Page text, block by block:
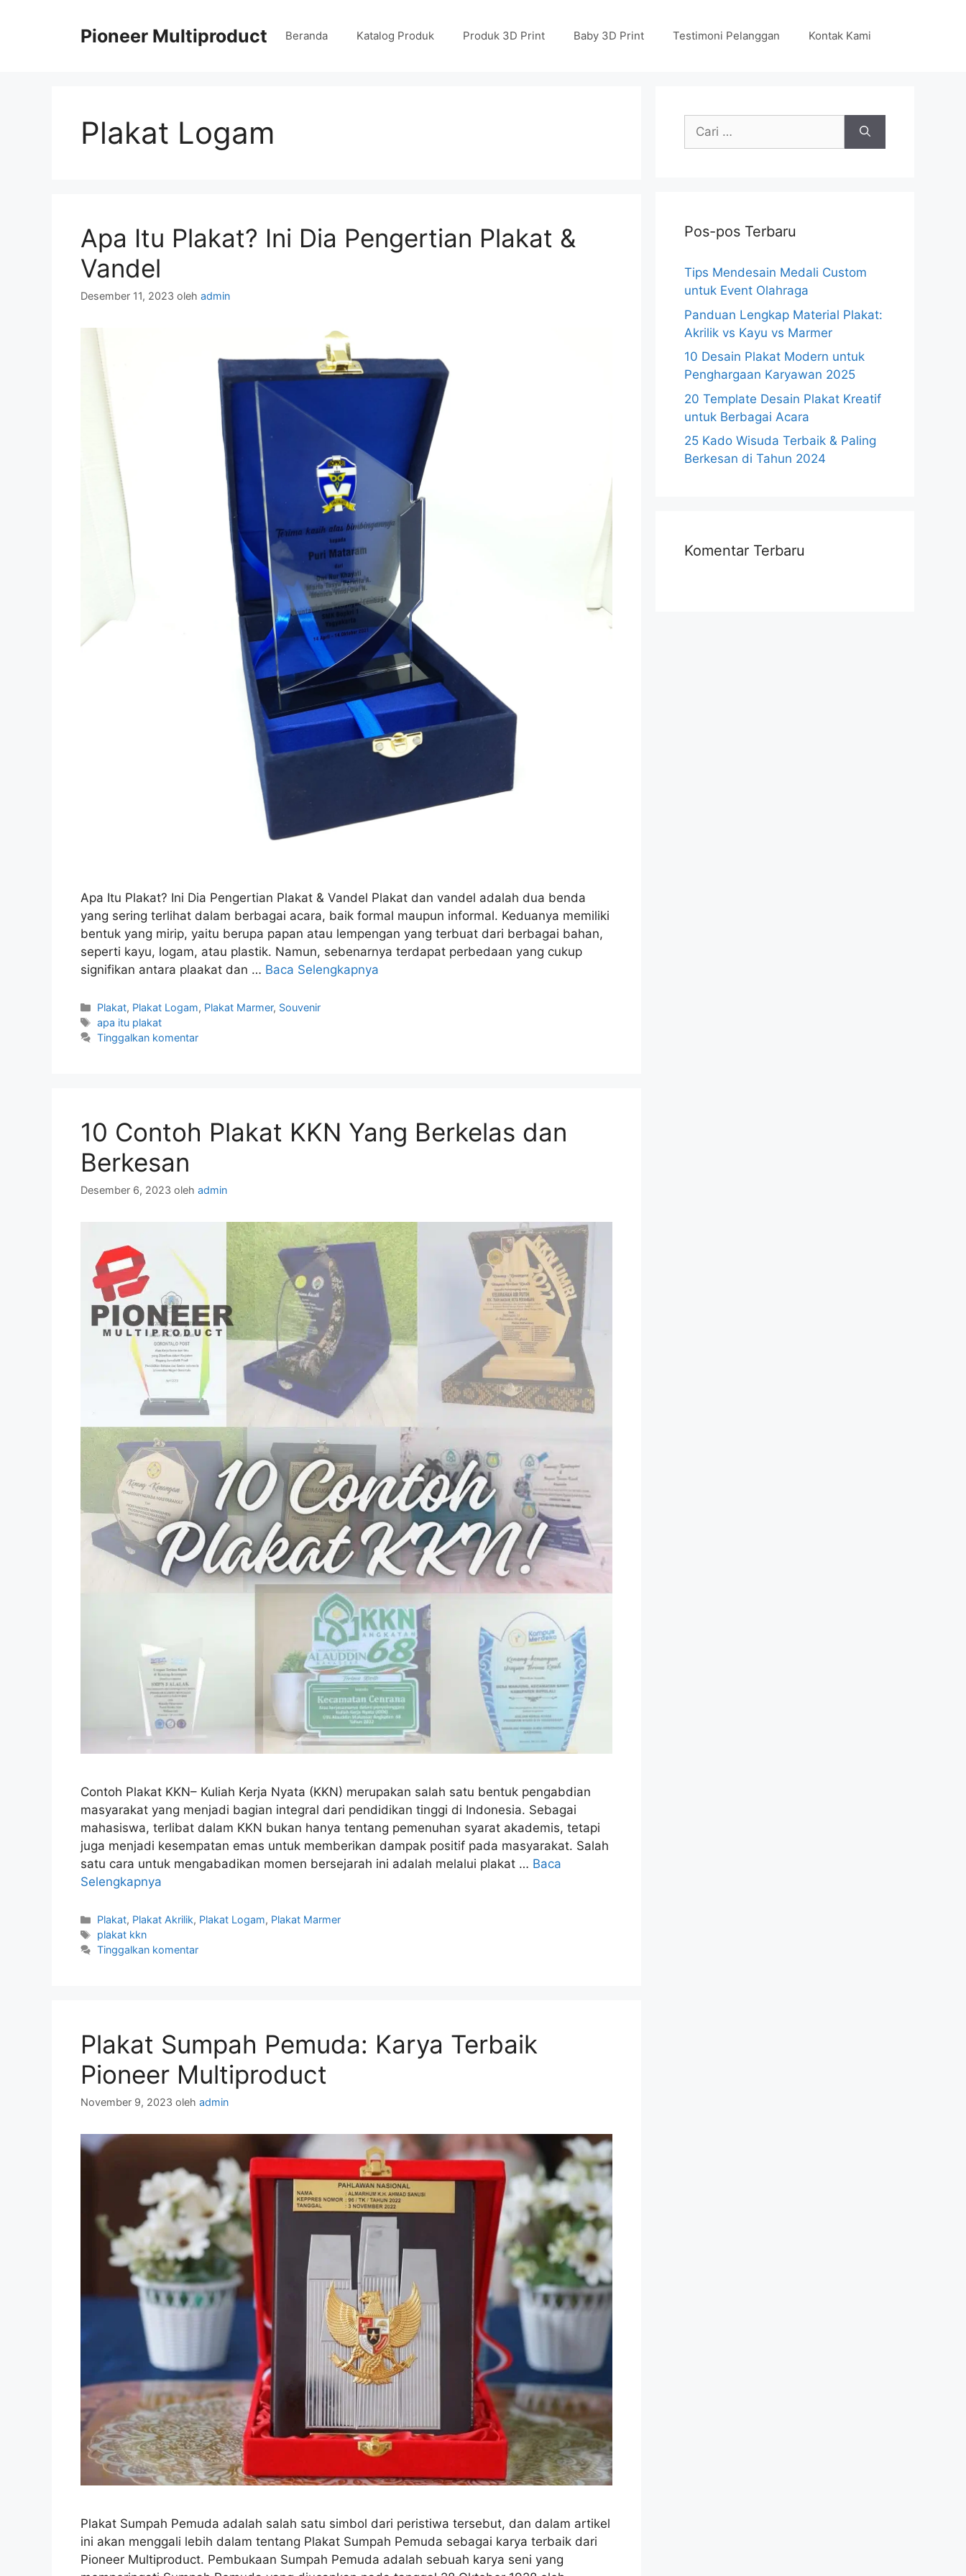
Pioneer Multiproduct Beranda Katalog Produk Produk 3D Print Baby 3D Print Testimoni Pelanggan Kontak Kami
Plakat Logam
Apa Itu Plakat? Ini Dia Pengertian Plakat &
Vandel
Desember 11, 2023 oleh admin
Apa Itu Plakat? Ini Dia Pengertian Plakat & Vandel Plakat dan vandel adalah dua benda
yang sering terlihat dalam berbagai acara, baik formal maupun informal. Keduanya memiliki
bentuk yang mirip, yaitu berupa papan atau lempengan yang terbuat dari berbagai bahan,
seperti kayu, logam, atau plastik. Namun, sebenarnya terdapat perbedaan yang cukup
signifikan antara plaakat dan … Baca Selengkapnya
Kategori
Plakat, Plakat Logam, Plakat Marmer, Souvenir
Tag
apa itu plakat
Tinggalkan komentar
10 Contoh Plakat KKN Yang Berkelas dan
Berkesan
Desember 6, 2023 oleh admin
Contoh Plakat KKN– Kuliah Kerja Nyata (KKN) merupakan salah satu bentuk pengabdian
masyarakat yang menjadi bagian integral dari pendidikan tinggi di Indonesia. Sebagai
mahasiswa, terlibat dalam KKN bukan hanya tentang pemenuhan syarat akademis, tetapi
juga menjadi kesempatan emas untuk memberikan dampak positif pada masyarakat. Salah
satu cara untuk mengabadikan momen bersejarah ini adalah melalui plakat … Baca
Selengkapnya
Kategori
Plakat, Plakat Akrilik, Plakat Logam, Plakat Marmer
Tag
plakat kkn
Tinggalkan komentar
Plakat Sumpah Pemuda: Karya Terbaik
Pioneer Multiproduct
November 9, 2023 oleh admin
Plakat Sumpah Pemuda adalah salah satu simbol dari peristiwa tersebut, dan dalam artikel
ini akan menggali lebih dalam tentang Plakat Sumpah Pemuda sebagai karya terbaik dari
Pioneer Multiproduct. Pembukaan Sumpah Pemuda adalah sebuah karya seni yang
Cari
Pos-pos Terbaru
Tips Mendesain Medali Custom
untuk Event Olahraga
Panduan Lengkap Material Plakat:
Akrilik vs Kayu vs Marmer
10 Desain Plakat Modern untuk
Penghargaan Karyawan 2025
20 Template Desain Plakat Kreatif
untuk Berbagai Acara
25 Kado Wisuda Terbaik & Paling
Berkesan di Tahun 2024
Komentar Terbaru